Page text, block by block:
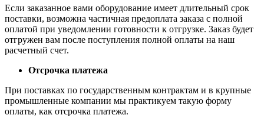
Если заказанное вами оборудование имеет длительный срок
поставки, возможна частичная предоплата заказа с полной
оплатой при уведомлении готовности к отгрузке. Заказ будет
отгружен вам после поступления полной оплаты на наш
расчетный счет.
Отсрочка платежа
При поставках по государственным контрактам и в крупные
промышленные компании мы практикуем такую форму
оплаты, как отсрочка платежа.